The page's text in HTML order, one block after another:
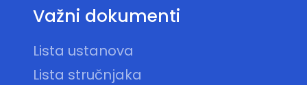
Važni dokumenti
Lista ustanova
Lista stručnjaka